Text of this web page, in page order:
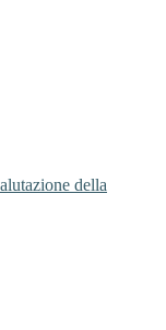
della